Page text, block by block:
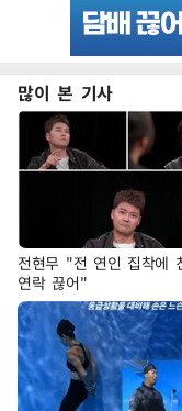
많이 본 기사
전현무 "전 연인 집착에
연락 끊어"